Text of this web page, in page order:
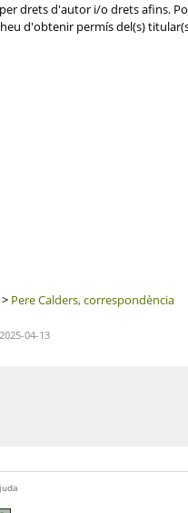
drets d'autor i/o drets afins.
d'obtenir permís del(s)
Pere Calders, correspondència
04-13